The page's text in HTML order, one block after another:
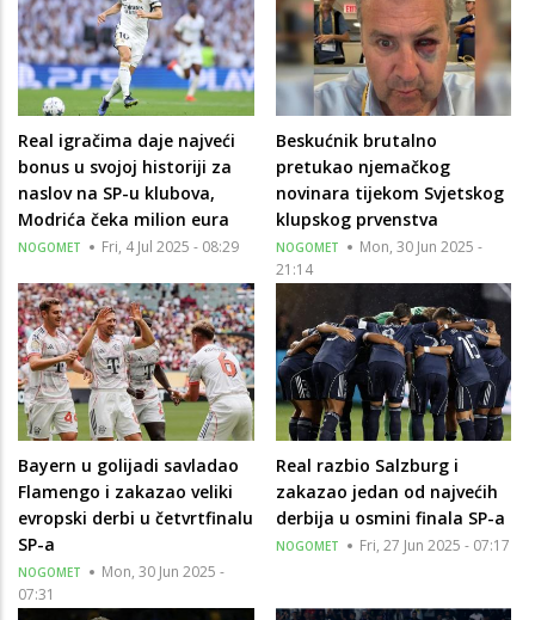
Real igračima daje najveći
bonus u svojoj historiji za
naslov na SP-u klubova,
Modrića čeka milion eura
NOGOMET Fri, 4 Jul 2025 - 08:29
Beskućnik brutalno
pretukao njemačkog
novinara tijekom Svjetskog
klupskog prvenstva
NOGOMET
Mon, 30 Jun 2025 -
21:14
Bayern u golijadi savladao
Flamengo i zakazao veliki
evropski derbi u četvrtfinalu
SP-a
NOGOMET
Mon, 30 Jun 2025 -
07:31
Real razbio Salzburg i
zakazao jedan od najvećih
derbija u osmini finala SP-a
NOGOMET Fri, 27 Jun 2025 - 07:17